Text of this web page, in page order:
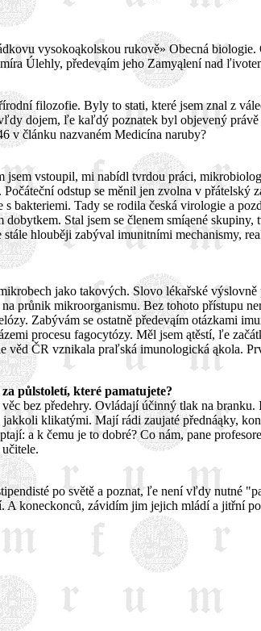
vysokoąkolskou rukově» Obecná
Úlehly, předevąím jeho Zamyąlení nad
filozofie. Byly to stati, které jsem znal z
dojem, ľe kaľdý poznatek byl objevený právě
v článku nazvaném Medicína naruby?
vstoupil, mi nabídl tvrdou práci,
odstup se měnil jen zvolna v přátelský
Tady se rodila česká virologie a
Stal jsem se členem smíąené
hlouběji zabýval imunitními mechanismy,
jako takových. Slovo lékařské
průnik mikroorganismu. Bez tohoto přístupu
Zabývám se ostatně předevąím otázkami
procesu fagocytózy. Měl jsem ątěstí, ľe
ČR vznikala praľská imunologická ąkola.
půlstoletí, které pamatujete?
bez předehry. Ovládají účinný tlak na branku.
klikatými. Mají rádi zaujaté přednáąky,
a k čemu je to dobré? Co nám, pane
po světě a poznat, ľe není vľdy nutné
A koneckonců, závidím jim jejich mládí a jitřní